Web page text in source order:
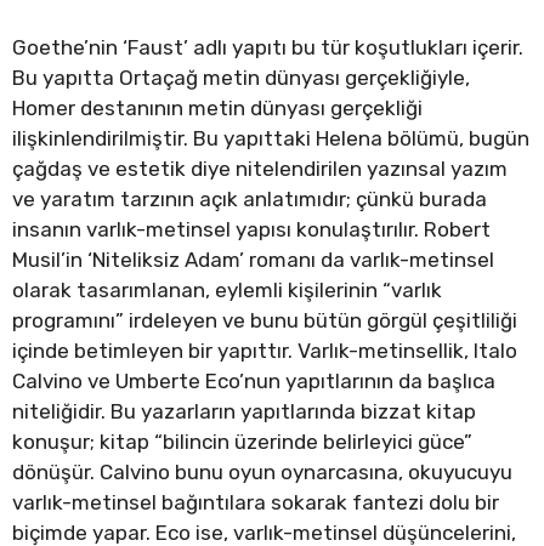
Goethe’nin ‘Faust’ adlı yapıtı bu tür koşutlukları içerir.
Bu yapıtta Ortaçağ metin dünyası gerçekliğiyle,
Homer destanının metin dünyası gerçekliği
ilişkinlendirilmiştir. Bu yapıttaki Helena bölümü, bugün
çağdaş ve estetik diye nitelendirilen yazınsal yazım
ve yaratım tarzının açık anlatımıdır; çünkü burada
insanın varlık-metinsel yapısı konulaştırılır. Robert
Musil’in ‘Niteliksiz Adam’ romanı da varlık-metinsel
olarak tasarımlanan, eylemli kişilerinin “varlık
programını” irdeleyen ve bunu bütün görgül çeşitliliği
içinde betimleyen bir yapıttır. Varlık-metinsellik, Italo
Calvino ve Umberte Eco’nun yapıtlarının da başlıca
niteliğidir. Bu yazarların yapıtlarında bizzat kitap
konuşur; kitap “bilincin üzerinde belirleyici güce”
dönüşür. Calvino bunu oyun oynarcasına, okuyucuyu
varlık-metinsel bağıntılara sokarak fantezi dolu bir
biçimde yapar. Eco ise, varlık-metinsel düşüncelerini,